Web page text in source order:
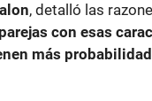
, detalló las
con esas
más